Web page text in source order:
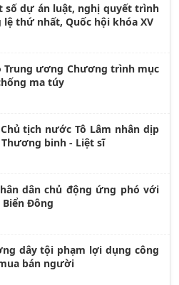
số dự án luật, nghị quyết trình
thứ nhất, Quốc hội khóa XV
Trung ương Chương trình mục
ma túy
tịch nước Tô Lâm nhân dịp
binh - Liệt sĩ
dân chủ động ứng phó với
Đông
dây tội phạm lợi dụng công
bán người